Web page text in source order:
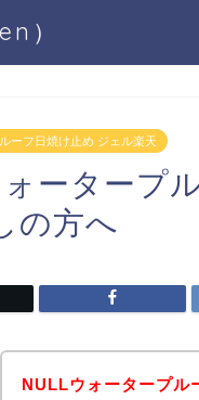
）
ーフ日焼け止め ジェル楽天
ータープ
の方へ
NULLウォータープル